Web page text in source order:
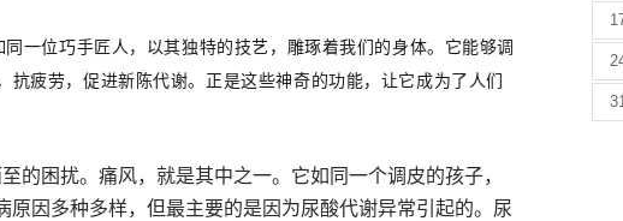
一位巧手匠人，以其独特的技艺，雕琢着我们的身体。它能够调
疲劳，促进新陈代谢。正是这些神奇的功能，让它成为了人们
的困扰。痛风，就是其中之一。它如同一个调皮的孩子，
因多种多样，但最主要的是因为尿酸代谢异常引起的。尿